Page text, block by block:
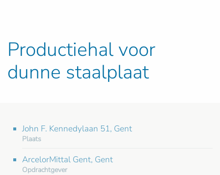
Productiehal voor
dunne staalplaat
John F. Kennedylaan 51, Gent
Plaats
ArcelorMittal Gent, Gent
Opdrachtgever